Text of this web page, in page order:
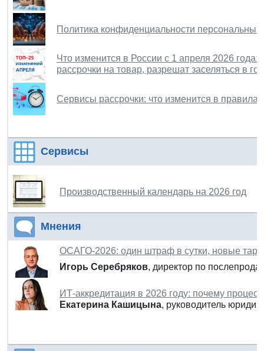
Политика конфиденциальности персональных
Что изменится в России с 1 апреля 2026
рассрочки на товар, разрешат заселяться в
Сервисы рассрочки: что изменится в
Сервисы
Производственный календарь на 2026 год
Мнения
ОСАГО-2026: один штраф в сутки, новые
Игорь Серебряков, директор по
ИТ-аккредитация в 2026 году: почему
Екатерина Кашицына, руководитель